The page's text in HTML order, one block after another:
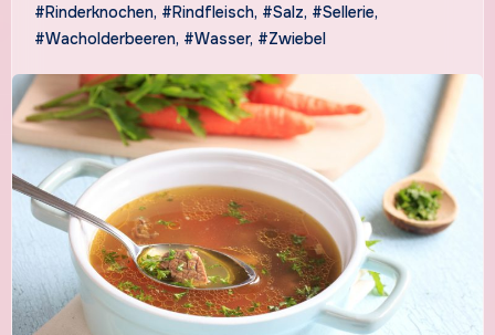
#Rinderknochen, #Rindfleisch, #Salz, #Sellerie,
#Wacholderbeeren, #Wasser, #Zwiebel